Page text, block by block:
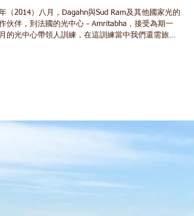
（2014）八月，Dagahn與Sud Ram及其他國家光的
作伙伴，到法國的光中心－Amritabha，接受為期一
的光中心帶領人訓練，在這訓練當中我們還需旅行